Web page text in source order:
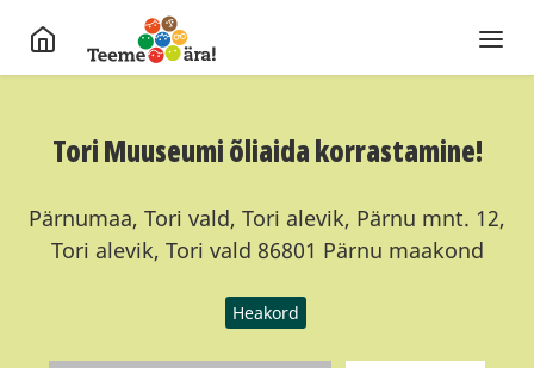
Tori Muuseumi õliaida korrastamine!
Pärnumaa, Tori vald, Tori alevik, Pärnu mnt. 12,
Tori alevik, Tori vald 86801 Pärnu maakond
Heakord